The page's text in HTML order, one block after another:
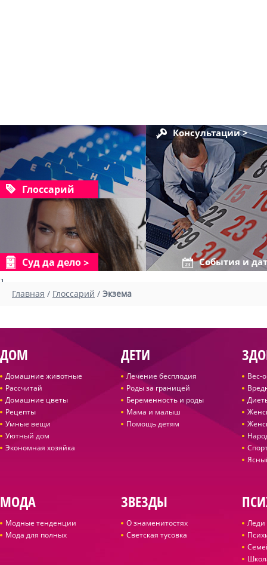
Глоссарий
Суд да дело
Консультации >
События и
1
Главная / Глоссарий / Экзема
ДОМ
Домашние животные
Рассчитай
Домашние цветы
Рецепты
Умные вещи
Уютный дом
Экономная хозяйка
ДЕТИ
Лечение бесплодия
Роды за границей
Беременность и роды
Мама и малыш
Помощь детям
Вес-
МОДА
Модные тенденции
Мода для полных
ЗВЕЗДЫ
О знаменитостях
Светская тусовка
Леди